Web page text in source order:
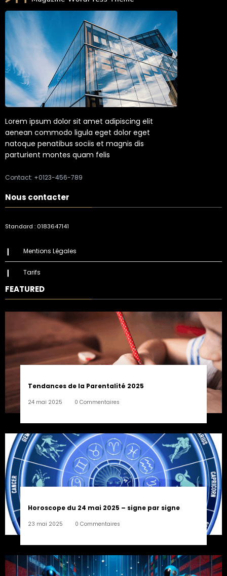
Lorem ipsum dolor sit amet adipiscing elit
aenean commodo ligula eget dolor eget
natoque penatibus sociis et magnis dis
parturient montes quam felis
Contact: +0123-456-789
Nous contacter
Standard : 0183647141
Mentions Légales
Tarifs
FEATURED
Tendances de la Parentalité 2025
24 mai 2025 0 Commentaires
Horoscope du 24 mai 2025 – signe par signe
23 mai 2025 0 Commentaires